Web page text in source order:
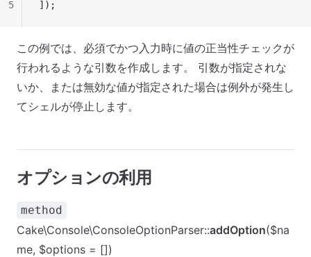
]);
5
この例では、必須でかつ入力時に値の正当性チェックが
行われるような引数を作成します。 引数が指定されな
いか、または無効な値が指定された場合は例外が発生し
てシェルが停止します。
オプションの利用
method
Cake\Console\ConsoleOptionParser::addOption($na
me, $options = [])